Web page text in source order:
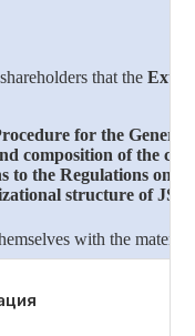
that the
for the
composition of the
to the Regulations on
structure of
with the